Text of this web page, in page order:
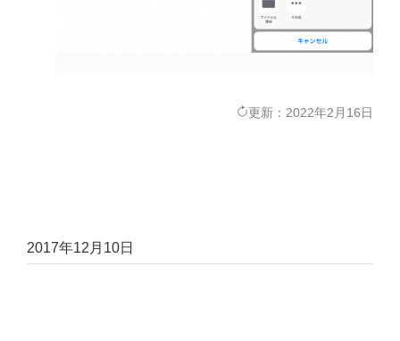
更新：2022年2月16日
2017年12月10日